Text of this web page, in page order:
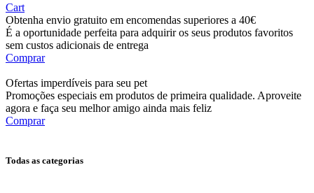
Cart
Obtenha envio gratuito em encomendas superiores a 40€
É a oportunidade perfeita para adquirir os seus produtos favoritos
sem custos adicionais de entrega
Comprar
Ofertas imperdíveis para seu pet
Promoções especiais em produtos de primeira qualidade. Aproveite
agora e faça seu melhor amigo ainda mais feliz
Comprar
Todas as categorias